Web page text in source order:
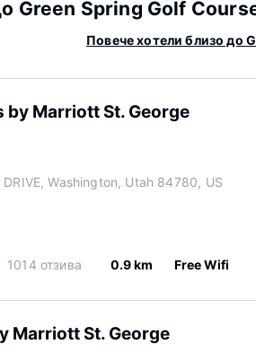
Green Spring Golf
Повече хотели близо до
by Marriott St. George
DRIVE, Washington, Utah 84780, US
1014 отзива 0.9 km Free Wifi
Marriott St. George